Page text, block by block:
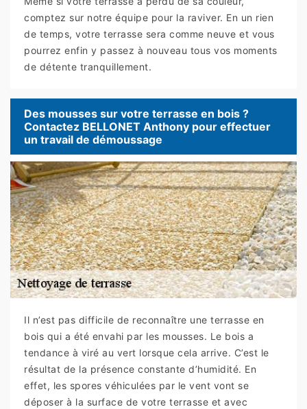
comptez sur notre équipe pour la raviver. En un rien
de temps, votre terrasse sera comme neuve et vous
pourrez enfin y passez à nouveau tous vos moments
de détente tranquillement.
Des mousses sur votre terrasse en bois ?
Contactez BELLONET Anthony pour effectuer
un travail de démoussage
Il n’est pas difficile de reconnaître une terrasse en
bois qui a été envahi par les mousses. Le bois a
tendance à viré au vert lorsque cela arrive. C’est le
résultat de la présence constante d’humidité. En
effet, les spores véhiculées par le vent vont se
déposer à la surface de votre terrasse et avec